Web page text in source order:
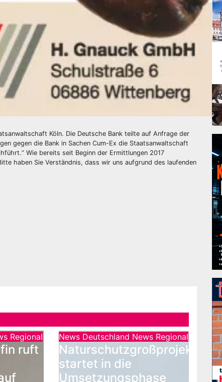
Köln. Die Deutsche Bank teilte auf Anfrage der
gegen die Bank in Sachen Cum-Ex die Staatsanwaltschaft
Wie bereits seit Beginn der Ermittlungen 2017
haben Sie Verständnis, dass wir uns aufgrund des laufenden
Regional
ruft
News Deutschland News Regional
Naturschutzgroßprojekt
startet in die
Umsetzungsphase